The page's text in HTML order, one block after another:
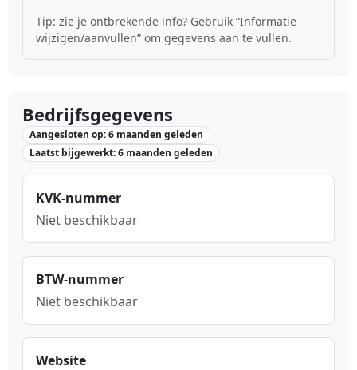
Tip: zie je ontbrekende info? Gebruik “Informatie
wijzigen/aanvullen” om gegevens aan te vullen.
Bedrijfsgegevens
Aangesloten op: 6 maanden geleden
Laatst bijgewerkt: 6 maanden geleden
KVK-nummer
Niet beschikbaar
BTW-nummer
Niet beschikbaar
Website